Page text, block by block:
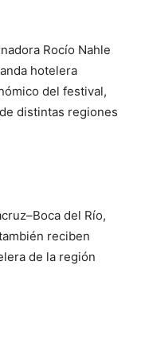
Rocío Nahle
hotelera
del festival,
distintas regiones
del Río,
reciben
de la región